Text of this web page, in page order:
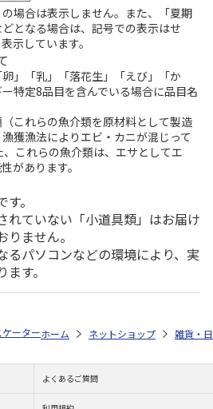
場合は表示しません。また、「夏期
となる場合は、記号での表示はせ
示しています。
」「乳」「落花生」「えび」「か
特定8品目を含んでいる場合に品目名
これらの魚介類を原材料として製造
獲漁法によりエビ・カニが混じって
これらの魚介類は、エサとしてエ
があります。
。
れていない「小道具類」はお届け
ません。
るパソコンなどの環境により、実
す。
ケーター 鉄製 玉子焼 くまのプーさん IRT2
ホーム ネットショップ 雑貨・
よくあるご質問